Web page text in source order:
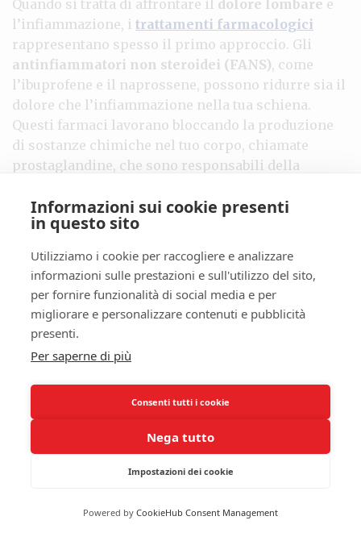
Quando si tratta di affrontare il dolore lombare e
l’infiammazione, i trattamenti farmacologici
rappresentano spesso il primo approccio. Gli
antinfiammatori non steroidei (FANS), come
l’ibuprofene e il naprossene, possono ridurre sia il
dolore che l’infiammazione nella tua schiena.
Questi farmaci lavorano bloccando la produzione
di sostanze chimiche nel tuo corpo, chiamate
prostaglandine, che sono responsabili della
tu segua sempre le indicazioni del medico, poiché
un uso prolungato di questi farmaci può
problemi gastrointestinali e danni renali.
Oltre ai FANS, possono essere prescritti anche
analgesicipiù forti, come inarcotici, per alleviare
il dolore severo. È cruciale considerare che questi
farmaci, mentre sono efficaci nel fornire un
come la dipendenza e la tolleranza. Pertanto, è
importante che tu non faccia affidamento
esclusivamente su di essi e che discuta con il tuo
modo da affrontare non solo il sintomo, ma anche
Informazioni sui cookie presenti
in questo sito
Utilizziamo i cookie per raccogliere e analizzare
informazioni sulle prestazioni e sull'utilizzo del sito,
per fornire funzionalità di social media e per
migliorare e personalizzare contenuti e pubblicità
presenti.
Per saperne di più
Consenti tutti i cookie
Nega tutto
Impostazioni dei cookie
Powered by CookieHub Consent Management